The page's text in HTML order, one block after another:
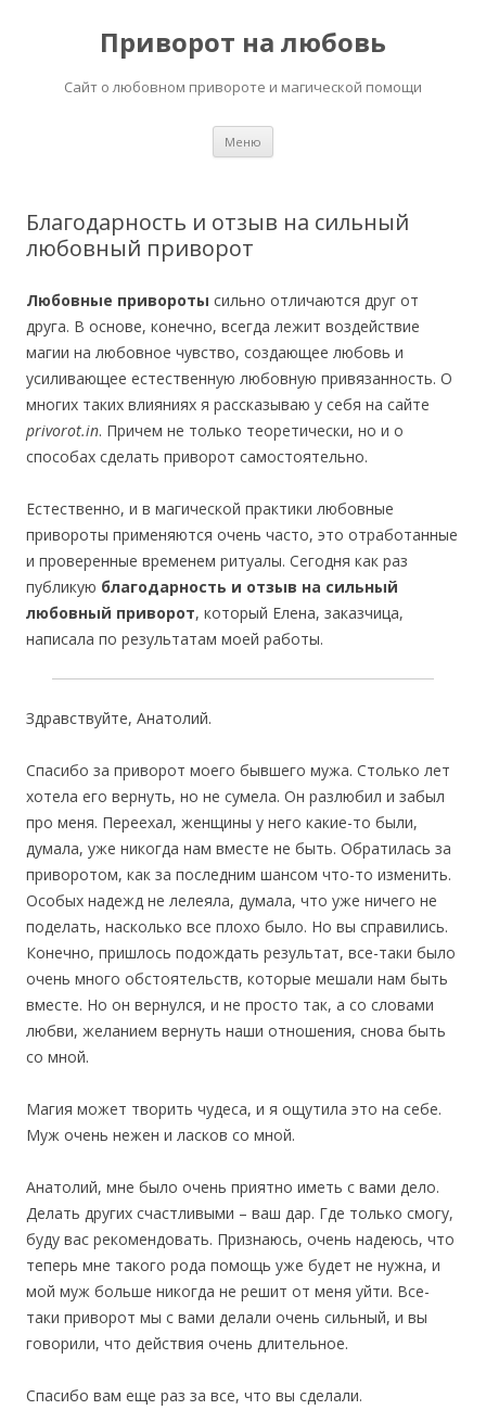
Приворот на любовь
Сайт о любовном привороте и магической помощи
Меню
Благодарность и отзыв на сильный
любовный приворот
Любовные привороты сильно отличаются друг от
друга. В основе, конечно, всегда лежит воздействие
магии на любовное чувство, создающее любовь и
усиливающее естественную любовную привязанность. О
многих таких влияниях я рассказываю у себя на сайте
privorot.in. Причем не только теоретически, но и о
способах сделать приворот самостоятельно.
Естественно, и в магической практики любовные
привороты применяются очень часто, это отработанные
и проверенные временем ритуалы. Сегодня как раз
публикую благодарность и отзыв на сильный
любовный приворот, который Елена, заказчица,
написала по результатам моей работы.
Здравствуйте, Анатолий.
Спасибо за приворот моего бывшего мужа. Столько лет
хотела его вернуть, но не сумела. Он разлюбил и забыл
про меня. Переехал, женщины у него какие-то были,
думала, уже никогда нам вместе не быть. Обратилась за
приворотом, как за последним шансом что-то изменить.
Особых надежд не лелеяла, думала, что уже ничего не
поделать, насколько все плохо было. Но вы справились.
Конечно, пришлось подождать результат, все-таки было
очень много обстоятельств, которые мешали нам быть
вместе. Но он вернулся, и не просто так, а со словами
любви, желанием вернуть наши отношения, снова быть
со мной.
Магия может творить чудеса, и я ощутила это на себе.
Муж очень нежен и ласков со мной.
Анатолий, мне было очень приятно иметь с вами дело.
Делать других счастливыми – ваш дар. Где только смогу,
буду вас рекомендовать. Признаюсь, очень надеюсь, что
теперь мне такого рода помощь уже будет не нужна, и
мой муж больше никогда не решит от меня уйти. Все-
таки приворот мы с вами делали очень сильный, и вы
говорили, что действия очень длительное.
Спасибо вам еще раз за все, что вы сделали.